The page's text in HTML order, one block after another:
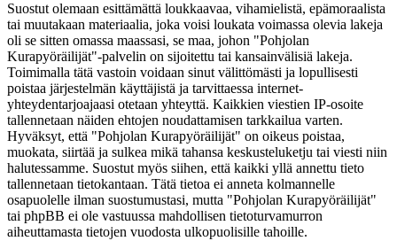
Suostut olemaan esittämättä loukkaavaa, vihamielistä, epämoraalista
tai muutakaan materiaalia, joka voisi loukata voimassa olevia lakeja
oli se sitten omassa maassasi, se maa, johon "Pohjolan
Kurapyöräilijät"-palvelin on sijoitettu tai kansainvälisiä lakeja.
Toimimalla tätä vastoin voidaan sinut välittömästi ja lopullisesti
poistaa järjestelmän käyttäjistä ja tarvittaessa internet-
yhteydentarjoajaasi otetaan yhteyttä. Kaikkien viestien IP-osoite
tallennetaan näiden ehtojen noudattamisen tarkkailua varten.
Hyväksyt, että "Pohjolan Kurapyöräilijät" on oikeus poistaa,
muokata, siirtää ja sulkea mikä tahansa keskusteluketju tai viesti niin
halutessamme. Suostut myös siihen, että kaikki yllä annettu tieto
tallennetaan tietokantaan. Tätä tietoa ei anneta kolmannelle
osapuolelle ilman suostumustasi, mutta "Pohjolan Kurapyöräilijät"
tai phpBB ei ole vastuussa mahdollisen tietoturvamurron
aiheuttamasta tietojen vuodosta ulkopuolisille tahoille.